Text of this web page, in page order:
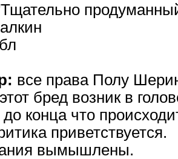
все права Полу
этот бред возник в
до конца что
приветствуется.
вымышлены.